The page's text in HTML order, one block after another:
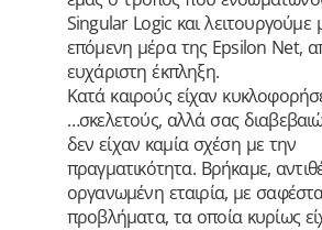
Singular Logic και λειτουργούμε
επόμενη μέρα της Epsilon Net,
ευχάριστη έκπληξη.
Κατά καιρούς είχαν
…σκελετούς, αλλά σας διαβεβαιώ
δεν είχαν καμία σχέση με την
πραγματικότητα. Βρήκαμε,
οργανωμένη εταιρία, με
προβλήματα, τα οποία κυρίως